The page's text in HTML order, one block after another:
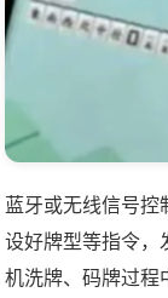
蓝牙或无线信号
设好牌型等指令，
机洗牌、码牌过程